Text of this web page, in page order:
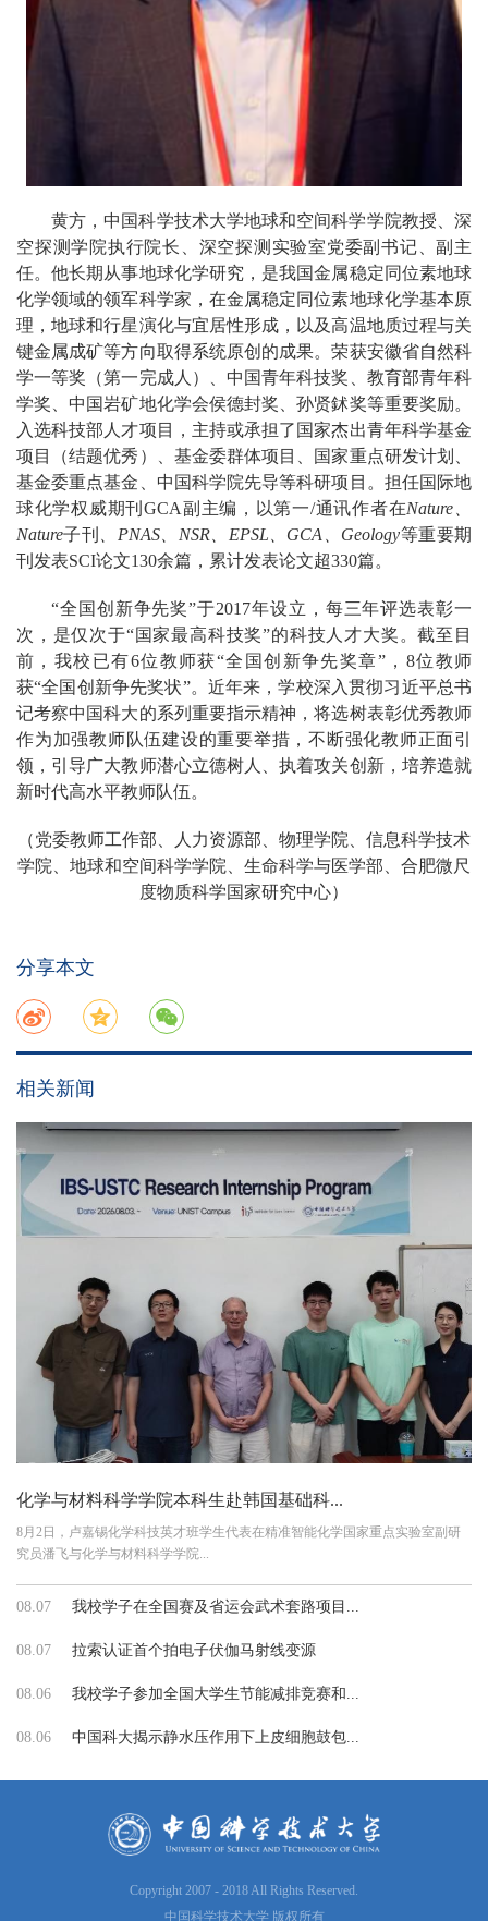
黄方，中国科学技术大学地球和空间科学学院教授、深
空探测学院执行院长、深空探测实验室党委副书记、副主
任。他长期从事地球化学研究，是我国金属稳定同位素地球
化学领域的领军科学家，在金属稳定同位素地球化学基本原
理，地球和行星演化与宜居性形成，以及高温地质过程与关
键金属成矿等方向取得系统原创的成果。荣获安徽省自然科
学一等奖（第一完成人）、中国青年科技奖、教育部青年科
学奖、中国岩矿地化学会侯德封奖、孙贤鉥奖等重要奖励。
入选科技部人才项目，主持或承担了国家杰出青年科学基金
项目（结题优秀）、基金委群体项目、国家重点研发计划、
基金委重点基金、中国科学院先导等科研项目。担任国际地
球化学权威期刊GCA副主编，以第一/通讯作者在Nature、
Nature子刊 、PNAS、NSR、EPSL、GCA、Geology等重要期
刊发表SCI论文130余篇，累计发表论文超330篇。
“全国创新争先奖”于2017年设立，每三年评选表彰一
次，是仅次于“国家最高科技奖”的科技人才大奖。截至目
前，我校已有6位教师获“全国创新争先奖章”，8位教师
获“全国创新争先奖状”。近年来，学校深入贯彻习近平总书
记考察中国科大的系列重要指示精神，将选树表彰优秀教师
作为加强教师队伍建设的重要举措，不断强化教师正面引
领，引导广大教师潜心立德树人、执着攻关创新，培养造就
新时代高水平教师队伍。
（党委教师工作部、人力资源部、物理学院、信息科学技术
学院、地球和空间科学学院、生命科学与医学部、合肥微尺
度物质科学国家研究中心）
分享本文
相关新闻
化学与材料科学学院本科生赴韩国基础科...
8月2日，卢嘉锡化学科技英才班学生代表在精准智能化学国家重点实验室副研
究员潘飞与化学与材料科学学院...
08.07 我校学子在全国赛及省运会武术套路项目...
08.07 拉索认证首个拍电子伏伽马射线变源
08.06 我校学子参加全国大学生节能减排竞赛和...
08.06 中国科大揭示静水压作用下上皮细胞鼓包...
Copyright 2007 - 2018 All Rights Reserved.
中国科学技术大学 版权所有